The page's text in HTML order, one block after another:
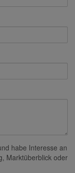
habe Interesse an
Marktüberblick oder